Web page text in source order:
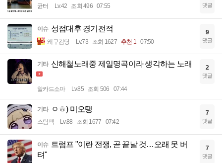
균터 Lv.42 조회 496 07:55 댓글
이슈 성접대후 경기전적
왜구김당 Lv.73 조회 1627 추천 1 07:50
9
댓글
기타 신해철노래중 제일명곡이라 생각하는 노래
알카드소마 Lv.85 조회 506 07:44
2
댓글
기타 ㅇㅎ) 미오탱
스팀팩 Lv.88 조회 1677 07:42
7
댓글
이슈
트럼프 "이란 전쟁, 곧 끝날 것…오래 못 버
텨"
7
댓글